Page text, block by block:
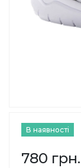
В наявності
780 грн.